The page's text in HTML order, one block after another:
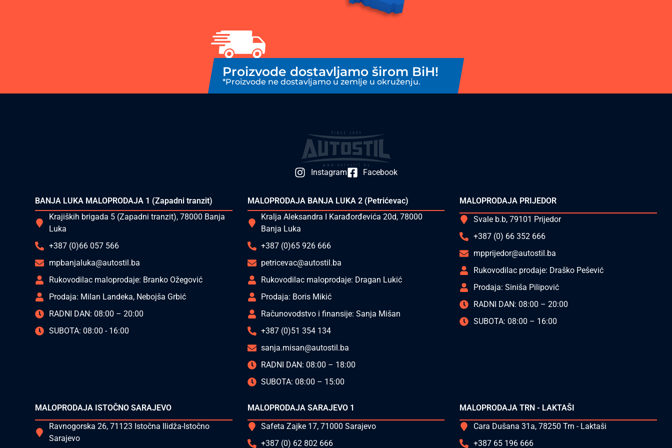
Proizvode dostavljamo širom BiH!
*Proizvode ne dostavljamo u zemlje u okruženju.
Instagram Facebook
BANJA LUKA MALOPRODAJA 1 (Zapadni tranzit)
Krajiških brigada 5 (Zapadni tranzit), 78000 Banja
Luka
+387 (0)66 057 566
mpbanjaluka@autostil.ba
Rukovodilac maloprodaje: Branko Ožegović
Prodaja: Milan Landeka, Nebojša Grbić
RADNI DAN: 08:00 – 20:00
SUBOTA: 08:00 - 16:00
MALOPRODAJA BANJA LUKA 2 (Petrićevac)
Kralja Aleksandra I Karađorđevića 20d, 78000
Banja Luka
+387 (0)65 926 666
petricevac@autostil.ba
Rukovodilac maloprodaje: Dragan Lukić
Prodaja: Boris Mikić
Računovodstvo i finansije: Sanja Mišan
+387 (0)51 354 134
sanja.misan@autostil.ba
RADNI DAN: 08:00 – 18:00
SUBOTA: 08:00 – 15:00
MALOPRODAJA PRIJEDOR
Svale b.b, 79101 Prijedor
+387 (0) 66 352 666
mpprijedor@autostil.ba
Rukovodilac prodaje: Draško Pešević
Prodaja: Siniša Pilipović
RADNI DAN: 08:00 – 20:00
SUBOTA: 08:00 – 16:00
MALOPRODAJA ISTOČNO SARAJEVO
Ravnogorska 26, 71123 Istočna Ilidža-Istočno
Sarajevo
MALOPRODAJA SARAJEVO 1
Safeta Zajke 17, 71000 Sarajevo
+387 (0) 62 802 666
MALOPRODAJA TRN - LAKTAŠI
Cara Dušana 31a, 78250 Trn - Laktaši
+387 65 196 666